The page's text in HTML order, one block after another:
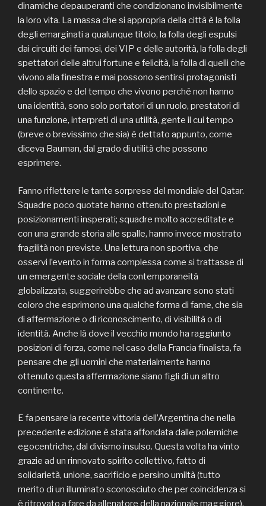
dinamiche depauperanti che condizionano invisibilmente
la loro vita. La massa che si appropria della città è la folla
degli emarginati a qualunque titolo, la folla degli espulsi
dai circuiti dei famosi, dei VIP e delle autorità, la folla degli
spettatori delle altrui fortune e felicità, la folla di quelli che
vivono alla finestra e mai possono sentirsi protagonisti
dello spazio e del tempo che vivono perché non hanno
una identità, sono solo portatori di un ruolo, prestatori di
una funzione, interpreti di una utilità, gente il cui tempo
(breve o brevissimo che sia) è dettato appunto, come
diceva Bauman, dal grado di utilità che possono
esprimere.
Fanno riflettere le tante sorprese del mondiale del Qatar.
Squadre poco quotate hanno ottenuto prestazioni e
posizionamenti insperati; squadre molto accreditate e
con una grande storia alle spalle, hanno invece mostrato
fragilità non previste. Una lettura non sportiva, che
osservi l’evento in forma complessa come si trattasse di
un emergente sociale della contemporaneità
globalizzata, suggerirebbe che ad avanzare sono stati
coloro che esprimono una qualche forma di fame, che sia
di affermazione o di riconoscimento, di visibilità o di
identità. Anche là dove il vecchio mondo ha raggiunto
posizioni di forza, come nel caso della Francia finalista, fa
pensare che gli uomini che materialmente hanno
ottenuto questa affermazione siano figli di un altro
continente.
E fa pensare la recente vittoria dell’Argentina che nella
precedente edizione è stata affondata dalle polemiche
egocentriche, dal divismo insulso. Questa volta ha vinto
grazie ad un rinnovato spirito collettivo, fatto di
solidarietà, unione, sacrificio e persino umiltà (tutto
merito di un illuminato sconosciuto che per coincidenza si
è ritrovato a fare da allenatore della nazionale maggiore).